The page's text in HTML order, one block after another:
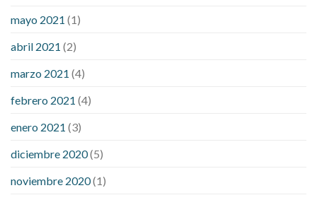
mayo 2021 (1)
abril 2021 (2)
marzo 2021 (4)
febrero 2021 (4)
enero 2021 (3)
diciembre 2020(5)
noviembre 2020(1)